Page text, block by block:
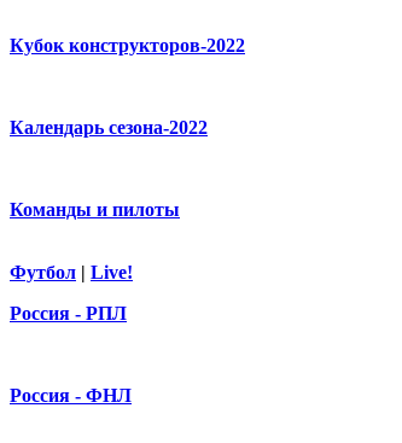
Кубок конструкторов-2022
Календарь сезона-2022
Команды и пилоты
Футбол | Live!
Россия - РПЛ
Россия - ФНЛ